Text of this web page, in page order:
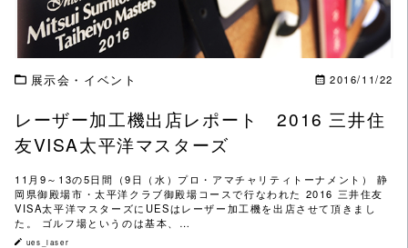
展示会・イベント 2016/11/22
レーザー加工機出店レポート 2016 三井住
友VISA太平洋マスターズ
11月9～13の5日間（9日（水）プロ・アマチャリティトーナメント） 静
岡県御殿場市・太平洋クラブ御殿場コースで行なわれた 2016 三井住友
VISA太平洋マスターズにUESはレーザー加工機を出店させて頂きまし
た。 ゴルフ場というのは基本、…
ues_laser